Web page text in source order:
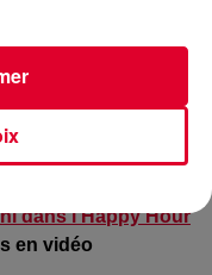
plus exactement de
Clash ou les Rolling
évidence.
dans l'Happy Hour
en vidéo